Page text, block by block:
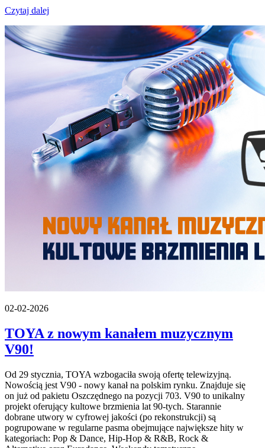
Czytaj dalej
02-02-2026
TOYA z nowym kanałem muzycznym
V90!
Od 29 stycznia, TOYA wzbogaciła swoją ofertę telewizyjną.
Nowością jest V90 - nowy kanał na polskim rynku. Znajduje się
on już od pakietu Oszczędnego na pozycji 703. V90 to unikalny
projekt oferujący kultowe brzmienia lat 90-tych. Starannie
dobrane utwory w cyfrowej jakości (po rekonstrukcji) są
pogrupowane w regularne pasma obejmujące największe hity w
kategoriach: Pop & Dance, Hip-Hop & R&B, Rock &